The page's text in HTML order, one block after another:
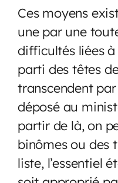
Ces moyens
une par une
difficultés liées
parti des têtes
transcendent
déposé au
partir de là, on
binômes ou des
liste, l’essentiel